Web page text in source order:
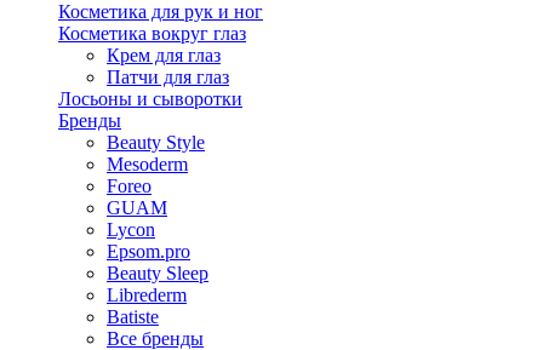
Косметика для рук и ног
Косметика вокруг глаз
Крем для глаз
Патчи для глаз
Лосьоны и сыворотки
Бренды
Beauty Style
Mesoderm
Foreo
GUAM
Lycon
Epsom.pro
Beauty Sleep
Librederm
Batiste
Все бренды